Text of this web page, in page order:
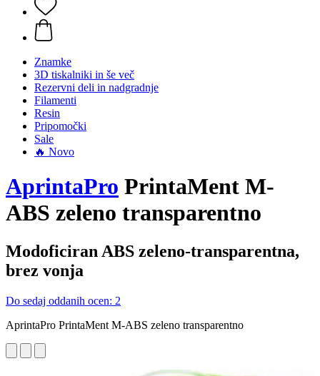
Znamke
3D tiskalniki in še več
Rezervni deli in nadgradnje
Filamenti
Resin
Pripomočki
Sale
🔥 Novo
AprintaPro PrintaMent M-
ABS zeleno transparentno
Modoficiran ABS zeleno-transparentna,
brez vonja
Do sedaj oddanih ocen: 2
AprintaPro PrintaMent M-ABS zeleno transparentno